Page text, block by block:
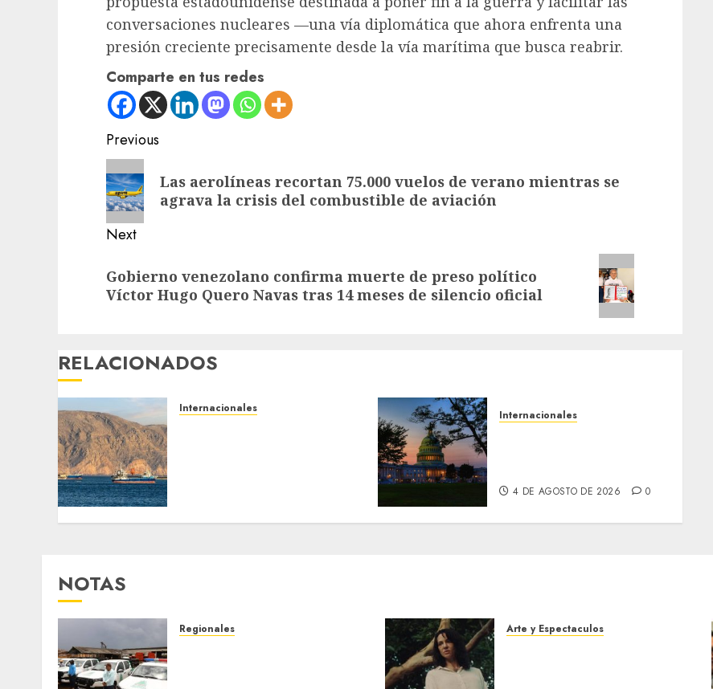
conversaciones nucleares —una vía diplomática que ahora enfrenta una
presión creciente precisamente desde la vía marítima que busca reabrir.
Comparte en tus redes
Post
navigation
Previous
Previous
post:
Las aerolíneas recortan 75.000 vuelos de verano mientras se
agrava la crisis del combustible de aviación
Next
post:
Gobierno venezolano confirma muerte de preso político
Víctor Hugo Quero Navas tras 14 meses de silencio oficial
RELACIONADOS
Internacionales Internacionales
4 DE AGOSTO DE 2026 0
NOTAS
Regionales Arte y Espectaculos